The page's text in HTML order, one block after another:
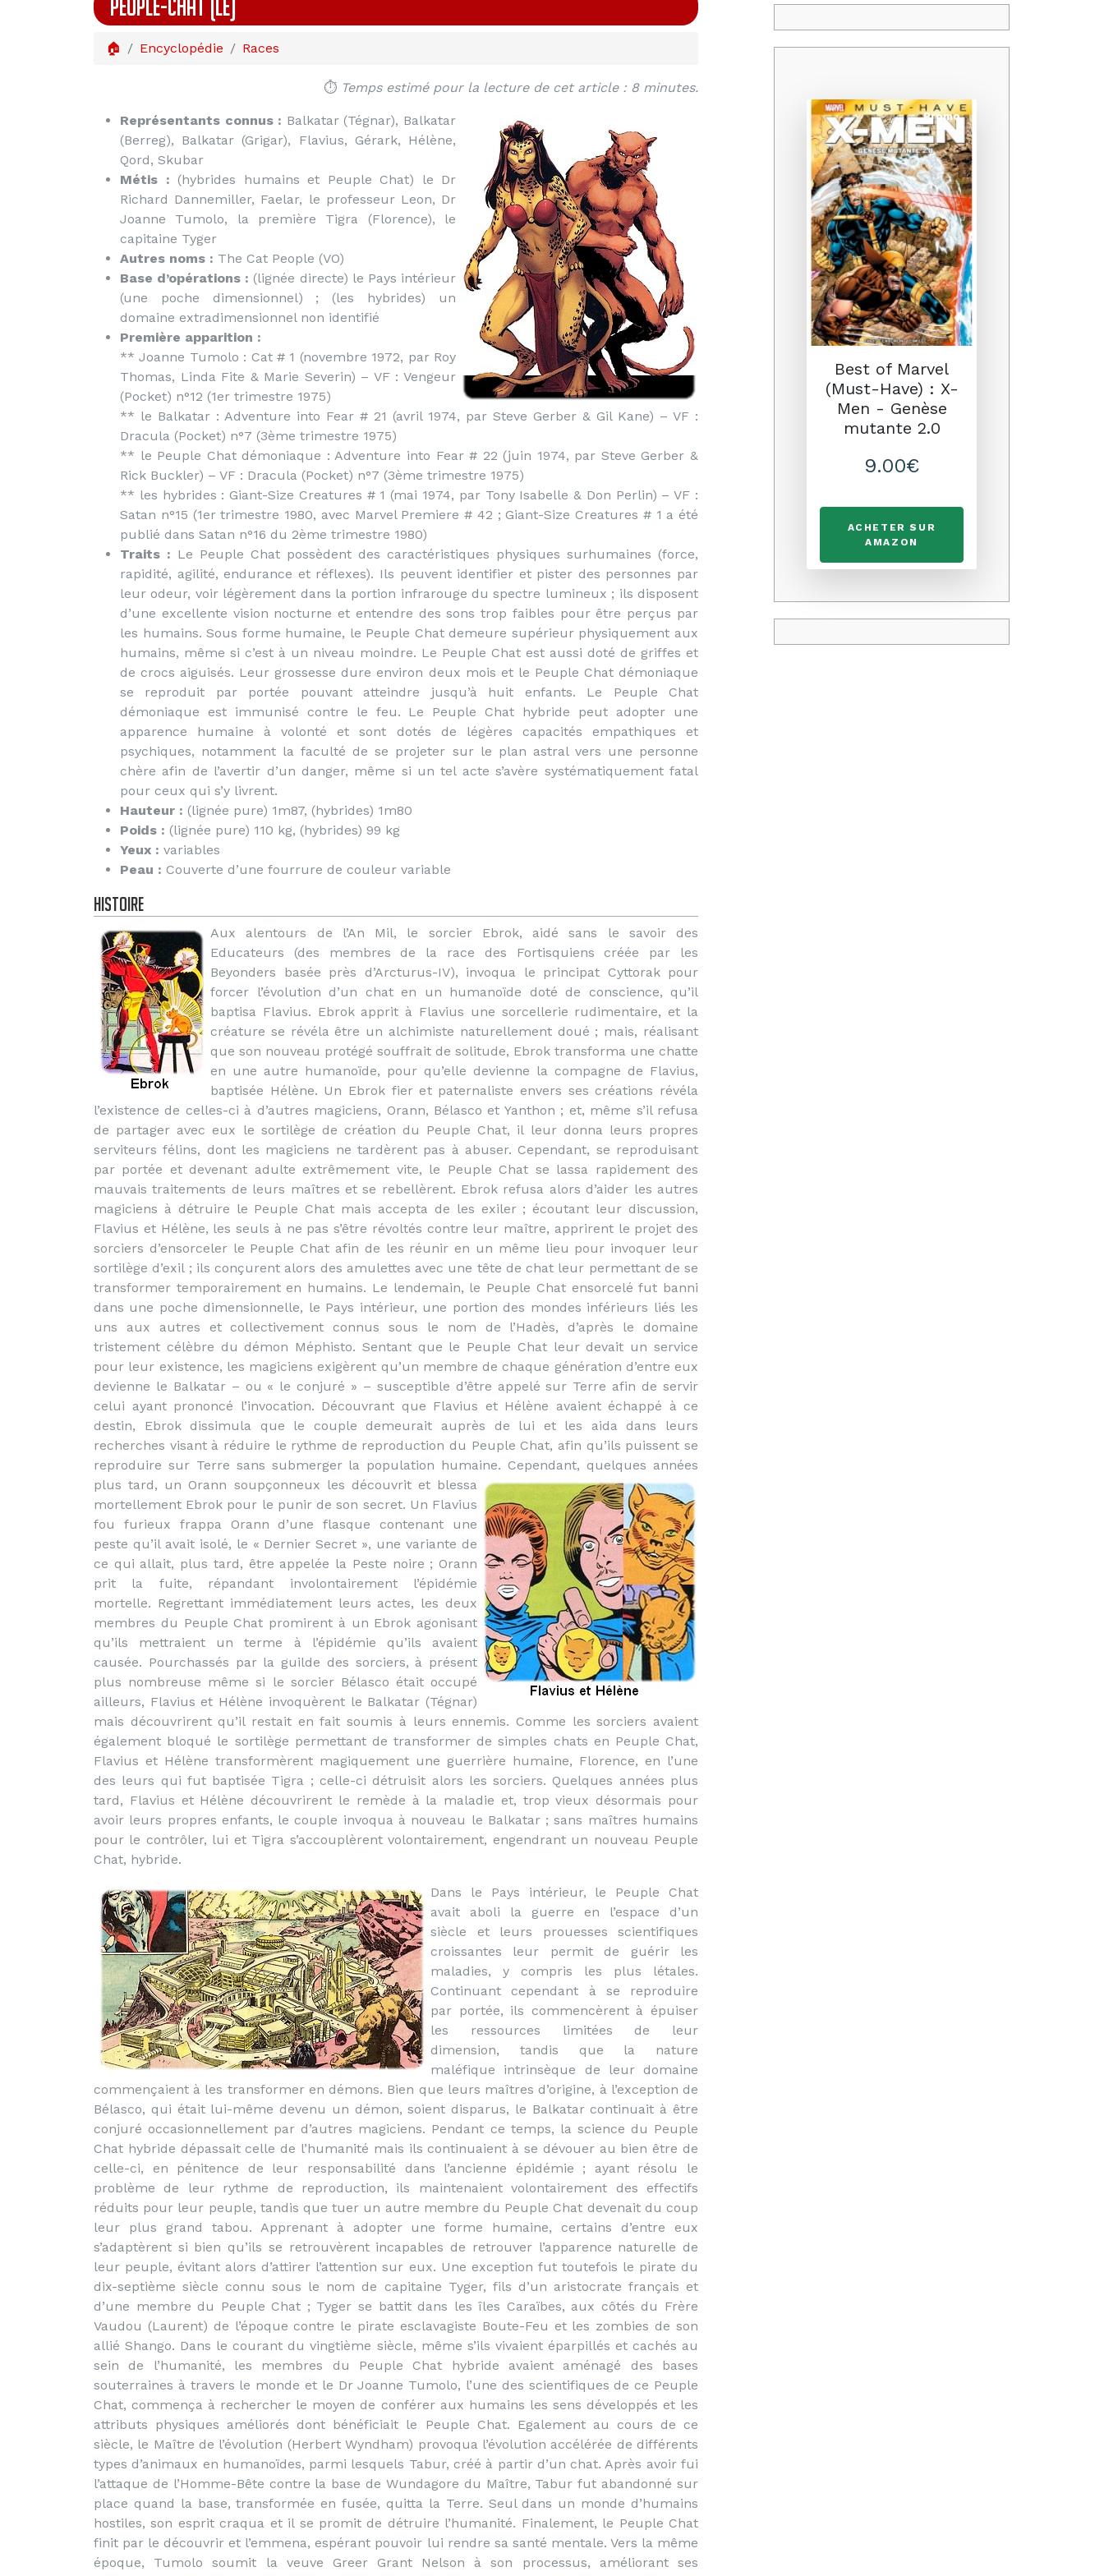
PEUPLE-CHAT (LE)
🏠 Encyclopédie Races
⏱️ Temps estimé pour la lecture de cet article : 8 minutes.
Représentants connus : Balkatar (Tégnar), Balkatar
(Berreg), Balkatar (Grigar), Flavius, Gérark, Hélène,
Qord, Skubar
Métis : (hybrides humains et Peuple Chat) le Dr
Richard Dannemiller, Faelar, le professeur Leon, Dr
Joanne Tumolo, la première Tigra (Florence), le
capitaine Tyger
Autres noms : The Cat People (VO)
Base d’opérations : (lignée directe) le Pays intérieur
(une poche dimensionnel) ; (les hybrides) un
domaine extradimensionnel non identifié
Première apparition :
** Joanne Tumolo : Cat # 1 (novembre 1972, par Roy
Thomas, Linda Fite & Marie Severin) – VF : Vengeur
(Pocket) n°12 (1er trimestre 1975)
** le Balkatar : Adventure into Fear # 21 (avril 1974, par Steve Gerber & Gil Kane) – VF :
Dracula (Pocket) n°7 (3ème trimestre 1975)
** le Peuple Chat démoniaque : Adventure into Fear # 22 (juin 1974, par Steve Gerber &
Rick Buckler) – VF : Dracula (Pocket) n°7 (3ème trimestre 1975)
** les hybrides : Giant-Size Creatures # 1 (mai 1974, par Tony Isabelle & Don Perlin) – VF :
Satan n°15 (1er trimestre 1980, avec Marvel Premiere # 42 ; Giant-Size Creatures # 1 a été
publié dans Satan n°16 du 2ème trimestre 1980)
Traits : Le Peuple Chat possèdent des caractéristiques physiques surhumaines (force,
rapidité, agilité, endurance et réflexes). Ils peuvent identifier et pister des personnes par
leur odeur, voir légèrement dans la portion infrarouge du spectre lumineux ; ils disposent
d’une excellente vision nocturne et entendre des sons trop faibles pour être perçus par
les humains. Sous forme humaine, le Peuple Chat demeure supérieur physiquement aux
humains, même si c’est à un niveau moindre. Le Peuple Chat est aussi doté de griffes et
de crocs aiguisés. Leur grossesse dure environ deux mois et le Peuple Chat démoniaque
se reproduit par portée pouvant atteindre jusqu’à huit enfants. Le Peuple Chat
démoniaque est immunisé contre le feu. Le Peuple Chat hybride peut adopter une
apparence humaine à volonté et sont dotés de légères capacités empathiques et
psychiques, notamment la faculté de se projeter sur le plan astral vers une personne
chère afin de l’avertir d’un danger, même si un tel acte s’avère systématiquement fatal
pour ceux qui s’y livrent.
Hauteur : (lignée pure) 1m87, (hybrides) 1m80
Poids : (lignée pure) 110 kg, (hybrides) 99 kg
Yeux : variables
Peau : Couverte d’une fourrure de couleur variable
Histoire
Aux alentours de l’An Mil, le sorcier Ebrok, aidé sans le savoir des
Educateurs (des membres de la race des Fortisquiens créée par les
Beyonders basée près d’Arcturus-IV), invoqua le principat Cyttorak pour
forcer l’évolution d’un chat en un humanoïde doté de conscience, qu’il
baptisa Flavius. Ebrok apprit à Flavius une sorcellerie rudimentaire, et la
créature se révéla être un alchimiste naturellement doué ; mais, réalisant
que son nouveau protégé souffrait de solitude, Ebrok transforma une chatte
en une autre humanoïde, pour qu’elle devienne la compagne de Flavius,
baptisée Hélène. Un Ebrok fier et paternaliste envers ses créations révéla
l’existence de celles-ci à d’autres magiciens, Orann, Bélasco et Yanthon ; et, même s’il refusa
de partager avec eux le sortilège de création du Peuple Chat, il leur donna leurs propres
serviteurs félins, dont les magiciens ne tardèrent pas à abuser. Cependant, se reproduisant
par portée et devenant adulte extrêmement vite, le Peuple Chat se lassa rapidement des
mauvais traitements de leurs maîtres et se rebellèrent. Ebrok refusa alors d’aider les autres
magiciens à détruire le Peuple Chat mais accepta de les exiler ; écoutant leur discussion,
Flavius et Hélène, les seuls à ne pas s’être révoltés contre leur maître, apprirent le projet des
sorciers d’ensorceler le Peuple Chat afin de les réunir en un même lieu pour invoquer leur
sortilège d’exil ; ils conçurent alors des amulettes avec une tête de chat leur permettant de se
transformer temporairement en humains. Le lendemain, le Peuple Chat ensorcelé fut banni
dans une poche dimensionnelle, le Pays intérieur, une portion des mondes inférieurs liés les
uns aux autres et collectivement connus sous le nom de l’Hadès, d’après le domaine
tristement célèbre du démon Méphisto. Sentant que le Peuple Chat leur devait un service
pour leur existence, les magiciens exigèrent qu’un membre de chaque génération d’entre eux
devienne le Balkatar – ou « le conjuré » – susceptible d’être appelé sur Terre afin de servir
celui ayant prononcé l’invocation. Découvrant que Flavius et Hélène avaient échappé à ce
destin, Ebrok dissimula que le couple demeurait auprès de lui et les aida dans leurs
recherches visant à réduire le rythme de reproduction du Peuple Chat, afin qu’ils puissent se
reproduire sur Terre sans submerger la population humaine. Cependant, quelques années
plus tard, un Orann soupçonneux les découvrit et blessa
mortellement Ebrok pour le punir de son secret. Un Flavius
fou furieux frappa Orann d’une flasque contenant une
peste qu’il avait isolé, le « Dernier Secret », une variante de
ce qui allait, plus tard, être appelée la Peste noire ; Orann
prit la fuite, répandant involontairement l’épidémie
mortelle. Regrettant immédiatement leurs actes, les deux
membres du Peuple Chat promirent à un Ebrok agonisant
qu’ils mettraient un terme à l’épidémie qu’ils avaient
causée. Pourchassés par la guilde des sorciers, à présent
plus nombreuse même si le sorcier Bélasco était occupé
ailleurs, Flavius et Hélène invoquèrent le Balkatar (Tégnar)
mais découvrirent qu’il restait en fait soumis à leurs ennemis. Comme les sorciers avaient
également bloqué le sortilège permettant de transformer de simples chats en Peuple Chat,
Flavius et Hélène transformèrent magiquement une guerrière humaine, Florence, en l’une
des leurs qui fut baptisée Tigra ; celle-ci détruisit alors les sorciers. Quelques années plus
tard, Flavius et Hélène découvrirent le remède à la maladie et, trop vieux désormais pour
avoir leurs propres enfants, le couple invoqua à nouveau le Balkatar ; sans maîtres humains
pour le contrôler, lui et Tigra s’accouplèrent volontairement, engendrant un nouveau Peuple
Chat, hybride.
Dans le Pays intérieur, le Peuple Chat
avait aboli la guerre en l’espace d’un
siècle et leurs prouesses scientifiques
croissantes leur permit de guérir les
maladies, y compris les plus létales.
Continuant cependant à se reproduire
par portée, ils commencèrent à épuiser
les ressources limitées de leur
dimension, tandis que la nature
maléfique intrinsèque de leur domaine
commençaient à les transformer en démons. Bien que leurs maîtres d’origine, à l’exception de
Bélasco, qui était lui-même devenu un démon, soient disparus, le Balkatar continuait à être
conjuré occasionnellement par d’autres magiciens. Pendant ce temps, la science du Peuple
Chat hybride dépassait celle de l’humanité mais ils continuaient à se dévouer au bien être de
celle-ci, en pénitence de leur responsabilité dans l’ancienne épidémie ; ayant résolu le
problème de leur rythme de reproduction, ils maintenaient volontairement des effectifs
réduits pour leur peuple, tandis que tuer un autre membre du Peuple Chat devenait du coup
leur plus grand tabou. Apprenant à adopter une forme humaine, certains d’entre eux
s’adaptèrent si bien qu’ils se retrouvèrent incapables de retrouver l’apparence naturelle de
leur peuple, évitant alors d’attirer l’attention sur eux. Une exception fut toutefois le pirate du
dix-septième siècle connu sous le nom de capitaine Tyger, fils d’un aristocrate français et
d’une membre du Peuple Chat ; Tyger se battit dans les îles Caraïbes, aux côtés du Frère
Vaudou (Laurent) de l’époque contre le pirate esclavagiste Boute-Feu et les zombies de son
allié Shango. Dans le courant du vingtième siècle, même s’ils vivaient éparpillés et cachés au
sein de l’humanité, les membres du Peuple Chat hybride avaient aménagé des bases
souterraines à travers le monde et le Dr Joanne Tumolo, l’une des scientifiques de ce Peuple
Chat, commença à rechercher le moyen de conférer aux humains les sens développés et les
attributs physiques améliorés dont bénéficiait le Peuple Chat. Egalement au cours de ce
siècle, le Maître de l’évolution (Herbert Wyndham) provoqua l’évolution accélérée de différents
types d’animaux en humanoïdes, parmi lesquels Tabur, créé à partir d’un chat. Après avoir fui
l’attaque de l’Homme-Bête contre la base de Wundagore du Maître, Tabur fut abandonné sur
place quand la base, transformée en fusée, quitta la Terre. Seul dans un monde d’humains
hostiles, son esprit craqua et il se promit de détruire l’humanité. Finalement, le Peuple Chat
finit par le découvrir et l’emmena, espérant pouvoir lui rendre sa santé mentale. Vers la même
époque, Tumolo soumit la veuve Greer Grant Nelson à son processus, améliorant ses
Promo
Best of Marvel
(Must-Have) : X-
Men - Genèse
mutante 2.0
9.00€
ACHETER SUR
AMAZON